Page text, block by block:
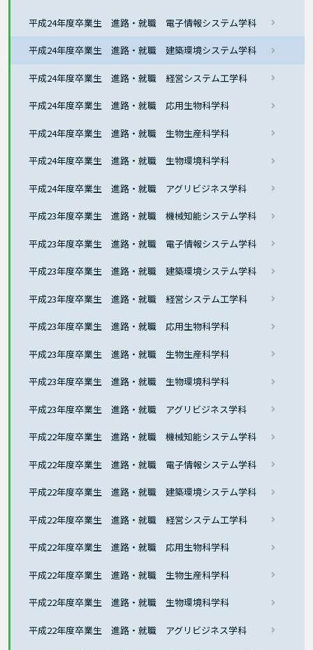
平成24年度卒業生 進路・就職 電子情報システム学科
平成24年度卒業生 進路・就職 建築環境システム学科
平成24年度卒業生 進路・就職 経営システム工学科
平成24年度卒業生 進路・就職 応用生物科学科
平成24年度卒業生 進路・就職 生物生産科学科
平成24年度卒業生 進路・就職 生物環境科学科
平成24年度卒業生 進路・就職 アグリビジネス学科
平成23年度卒業生 進路・就職 機械知能システム学科
平成23年度卒業生 進路・就職 電子情報システム学科
平成23年度卒業生 進路・就職 建築環境システム学科
平成23年度卒業生 進路・就職 経営システム工学科
平成23年度卒業生 進路・就職 応用生物科学科
平成23年度卒業生 進路・就職 生物生産科学科
平成23年度卒業生 進路・就職 生物環境科学科
平成23年度卒業生 進路・就職 アグリビジネス学科
平成22年度卒業生 進路・就職 機械知能システム学科
平成22年度卒業生 進路・就職 電子情報システム学科
平成22年度卒業生 進路・就職 建築環境システム学科
平成22年度卒業生 進路・就職 経営システム工学科
平成22年度卒業生 進路・就職 応用生物科学科
平成22年度卒業生 進路・就職 生物生産科学科
平成22年度卒業生 進路・就職 生物環境科学科
平成22年度卒業生 進路・就職 アグリビジネス学科